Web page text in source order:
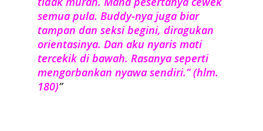
semua pula. Buddy-nya juga biar
tampan dan seksi begini, diragukan
orientasinya. Dan aku nyaris mati
tercekik di bawah. Rasanya seperti
mengorbankan nyawa sendiri.” (hlm.
180)